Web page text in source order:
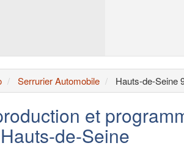
Serrurier Automobile Hauts-de-Seine
et
de-Seine